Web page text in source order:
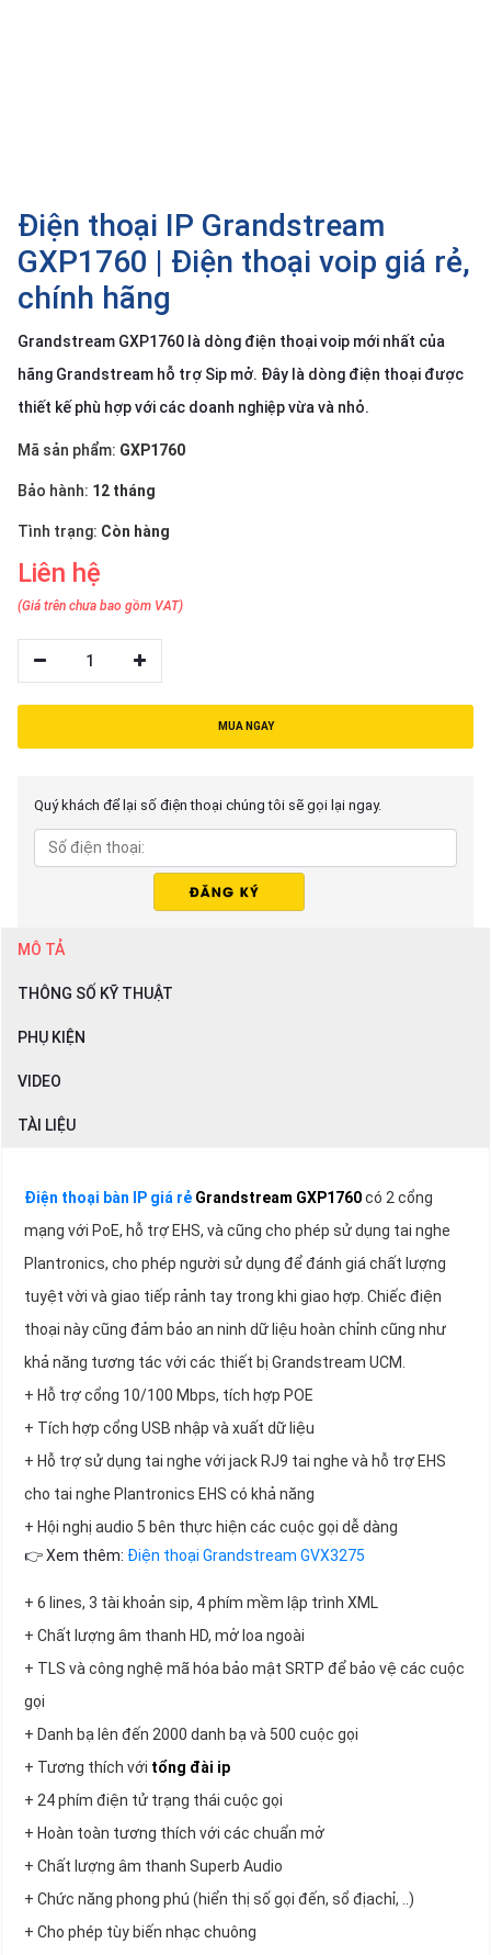
Điện thoại IP Grandstream
GXP1760 | Điện thoại voip giá rẻ,
chính hãng
Grandstream GXP1760 là dòng điện thoại voip mới nhất của
hãng Grandstream hỗ trợ Sip mở. Đây là dòng điện thoại được
thiết kế phù hợp với các doanh nghiệp vừa và nhỏ.
Mã sản phẩm: GXP1760
Bảo hành: 12 tháng
Tình trạng: Còn hàng
Liên hệ
(Giá trên chưa bao gồm VAT)
1
MUA NGAY
Quý khách để lại số điện thoại chúng tôi sẽ gọi lại ngay.
MÔ TẢ
THÔNG SỐ KỸ THUẬT
PHỤ KIỆN
VIDEO
TÀI LIỆU
Điện thoại bàn IP giá rẻ Grandstream GXP1760có 2 cổng
mạng với PoE, hỗ trợ EHS, và cũng cho phép sử dụng tai nghe
Plantronics, cho phép người sử dụng để đánh giá chất lượng
tuyệt vời và giao tiếp rảnh tay trong khi giao hợp. Chiếc điện
thoại này cũng đảm bảo an ninh dữ liệu hoàn chỉnh cũng như
khả năng tương tác với các thiết bị Grandstream UCM.
+ Hỗ trợ cổng 10/100 Mbps, tích hợp POE
+ Tích hợp cổng USB nhập và xuất dữ liệu
+ Hỗ trợ sử dụng tai nghe với jack RJ9 tai nghe và hỗ trợ EHS
cho tai nghe Plantronics EHS có khả năng
+ Hội nghị audio 5 bên thực hiện các cuộc gọi dễ dàng
👉 Xem thêm: Điện thoại Grandstream GVX3275
+ 6 lines, 3 tài khoản sip, 4 phím mềm lập trình XML
+ Chất lượng âm thanh HD, mở loa ngoài
+ TLS và công nghệ mã hóa bảo mật SRTP để bảo vệ các cuộc
gọi
+ Danh bạ lên đến 2000 danh bạ và 500 cuộc gọi
+ Tương thích với tổng đài ip
+ 24 phím điện tử trạng thái cuộc gọi
+ Hoàn toàn tương thích với các chuẩn mở
+ Chất lượng âm thanh Superb Audio
+ Chức năng phong phú (hiển thị số gọi đến, sổ địachỉ, ..)
+ Cho phép tùy biến nhạc chuông
pháp
Dịch
vụ
Hỗ
Tin
tức
hệ
Giới
thiệu
NGỮ